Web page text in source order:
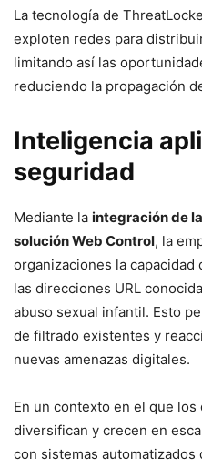
La tecnología de
exploten redes para
limitando así las
reduciendo la propagación
Inteligencia
seguridad
Mediante la integración de
solución Web Control, la
organizaciones la capacidad
las direcciones URL
abuso sexual infantil. Esto
de filtrado existentes y
nuevas amenazas digitales.
En un contexto en el que
diversifican y crecen en
con sistemas